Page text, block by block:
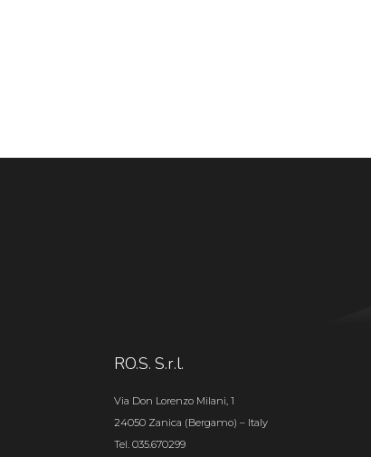
RO.S. S.r.l.
Via Don Lorenzo Milani, 1
24050 Zanica (Bergamo) – Italy
Tel. 035.670299